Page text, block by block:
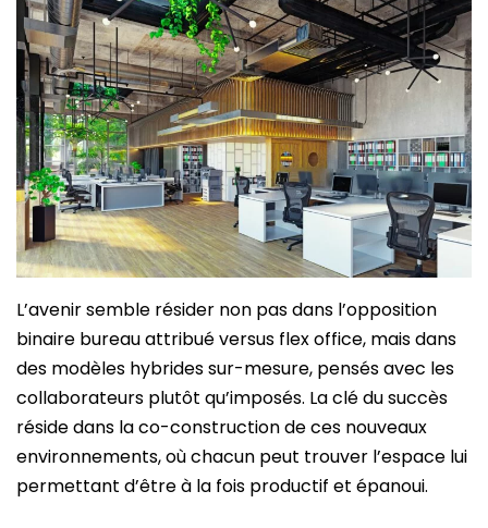
L’avenir semble résider non pas dans l’opposition
binaire bureau attribué versus flex office, mais dans
des modèles hybrides sur-mesure, pensés avec les
collaborateurs plutôt qu’imposés. La clé du succès
réside dans la co-construction de ces nouveaux
environnements, où chacun peut trouver l’espace lui
permettant d’être à la fois productif et épanoui.